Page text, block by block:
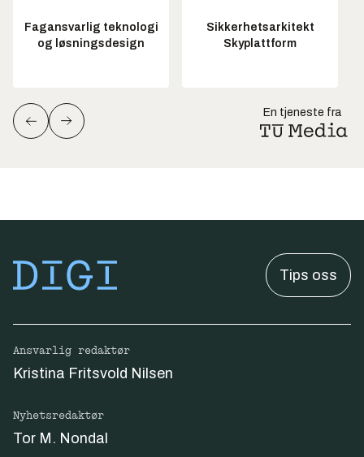
Fagansvarlig teknologi
og løsningsdesign
Sikkerhetsarkitekt
Skyplattform
En tjeneste fra
Tips oss
Ansvarlig redaktør
Kristina Fritsvold Nilsen
Nyhetsredaktør
Tor M. Nondal